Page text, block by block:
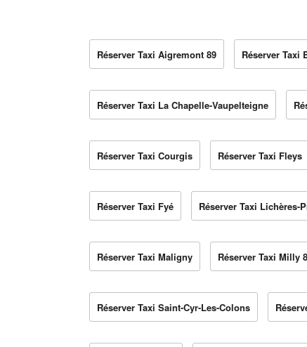
Réserver Taxi Aigremont 89 Réserver Taxi
Réserver Taxi La Chapelle-Vaupelteigne
Réserver Taxi Courgis Réserver Taxi Fleys
Réserver Taxi Fyé Réserver Taxi Lichères-
Réserver Taxi Maligny Réserver Taxi Milly
Réserver Taxi Saint-Cyr-Les-Colons